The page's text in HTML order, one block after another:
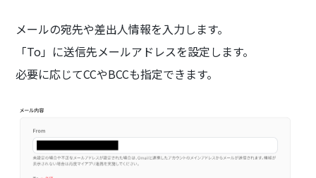
メールの宛先や差出人情報を入力します。
「To」に送信先メールアドレスを設定します。
必要に応じてCCやBCCも指定できます。